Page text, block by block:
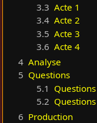
3.3 Acte 1
3.4 Acte 2
3.5 Acte 3
3.6 Acte 4
4 Analyse
5 Questions
5.1
5.2
6 Production